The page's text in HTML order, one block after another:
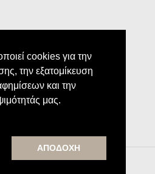
cookies για την
την εξατομίκευση
και την
μας.
ΑΠΟΔΟΧΗ